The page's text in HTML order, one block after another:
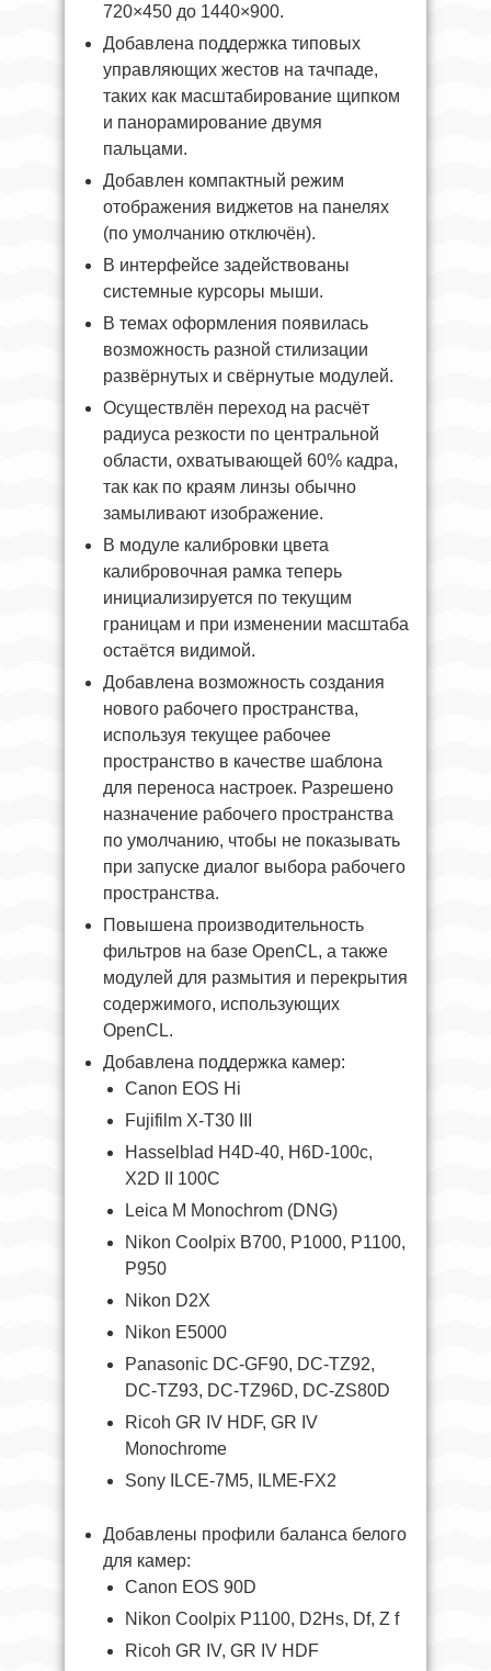
720×450 до 1440×900.
Добавлена поддержка типовых
управляющих жестов на тачпаде,
таких как масштабирование щипком
и панорамирование двумя
пальцами.
Добавлен компактный режим
отображения виджетов на панелях
(по умолчанию отключён).
В интерфейсе задействованы
системные курсоры мыши.
В темах оформления появилась
возможность разной стилизации
развёрнутых и свёрнутые модулей.
Осуществлён переход на расчёт
радиуса резкости по центральной
области, охватывающей 60% кадра,
так как по краям линзы обычно
замыливают изображение.
В модуле калибровки цвета
калибровочная рамка теперь
инициализируется по текущим
границам и при изменении масштаба
остаётся видимой.
Добавлена возможность создания
нового рабочего пространства,
используя текущее рабочее
пространство в качестве шаблона
для переноса настроек. Разрешено
назначение рабочего пространства
по умолчанию, чтобы не показывать
при запуске диалог выбора рабочего
пространства.
Повышена производительность
фильтров на базе OpenCL, а также
модулей для размытия и перекрытия
содержимого, использующих
OpenCL.
Добавлена поддержка камер:
Canon EOS Hi
Fujifilm X-T30 III
Hasselblad H4D-40, H6D-100c,
X2D II 100C
Leica M Monochrom (DNG)
Nikon Coolpix B700, P1000, P1100,
P950
Nikon D2X
Nikon E5000
Panasonic DC-GF90, DC-TZ92,
DC-TZ93, DC-TZ96D, DC-ZS80D
Ricoh GR IV HDF, GR IV
Monochrome
Sony ILCE-7M5, ILME-FX2
Добавлены профили баланса белого
для камер:
Canon EOS 90D
Nikon Coolpix P1100, D2Hs, Df, Z f
Ricoh GR IV, GR IV HDF